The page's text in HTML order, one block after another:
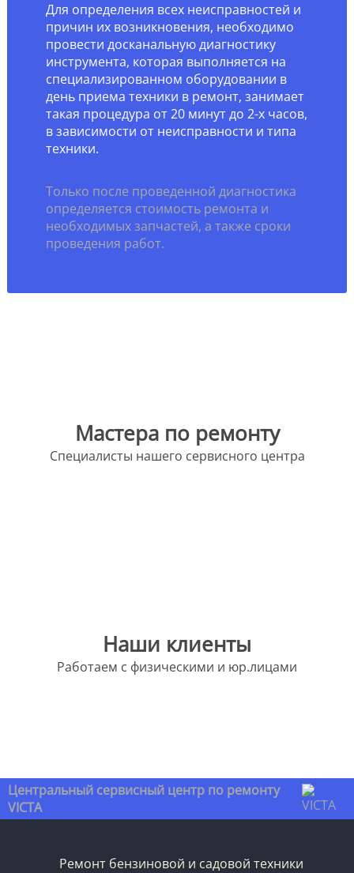
Для определения всех неисправностей и
причин их возникновения, необходимо
провести досканальную диагностику
инструмента, которая выполняется на
специализированном оборудовании в
день приема техники в ремонт, занимает
такая процедура от 20 минут до 2-х часов,
в зависимости от неисправности и типа
техники.
Только после проведенной диагностика
определяется стоимость ремонта и
необходимых запчастей, а также сроки
проведения работ.
Мастера по ремонту
Специалисты нашего сервисного центра
Наши клиенты
Работаем с физическими и юр.лицами
Центральный сервисный центр по ремонту
VICTA
Ремонт бензиновой и садовой техники